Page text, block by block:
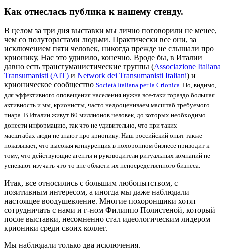
Как отнеслась публика к нашему стенду.
В целом за три дня выставки мы лично поговорили не менее,
чем со полуторастами людьми. Практически все они, за
исключением пяти человек, никогда прежде не слышали про
крионику, Нас это удивило, конечно. Вроде бы, в Италии
давно есть трансгуманистические группы (Associazione Italiana
Transumanisti (AIT) и Network dei Transumanisti Italiani) и
крионическое сообщество Società Italiana per la Crionica. Но, видимо,
для эффективного оповещения населения нужна все-таки гораздо большая
активность и мы, крионисты, часто недооцениваем масштаб требуемого
пиара. В Италии живут 60 миллионов человек, до которых необходимо
донести информацию, так что не удивительно, что при таких
масштабах люди не знают про крионику. Наш российский опыт также
показывает, что высокая конкуренция в похоронном бизнесе приводит к
тому, что действующие агенты и руководители ритуальных компаний не
успевают изучать что-то вне области их непосредственного бизнеса.
Итак, все относились с большим любопытством, с
позитивным интересом, а иногда мы даже наблюдали
настоящее воодушевление. Многие похоронщики хотят
сотрудничать с нами и г-ном Филиппо Полистеной, который
после выставки, несомненно стал идеологическим лидером
крионики среди своих коллег.
Мы наблюдали только два исключения.